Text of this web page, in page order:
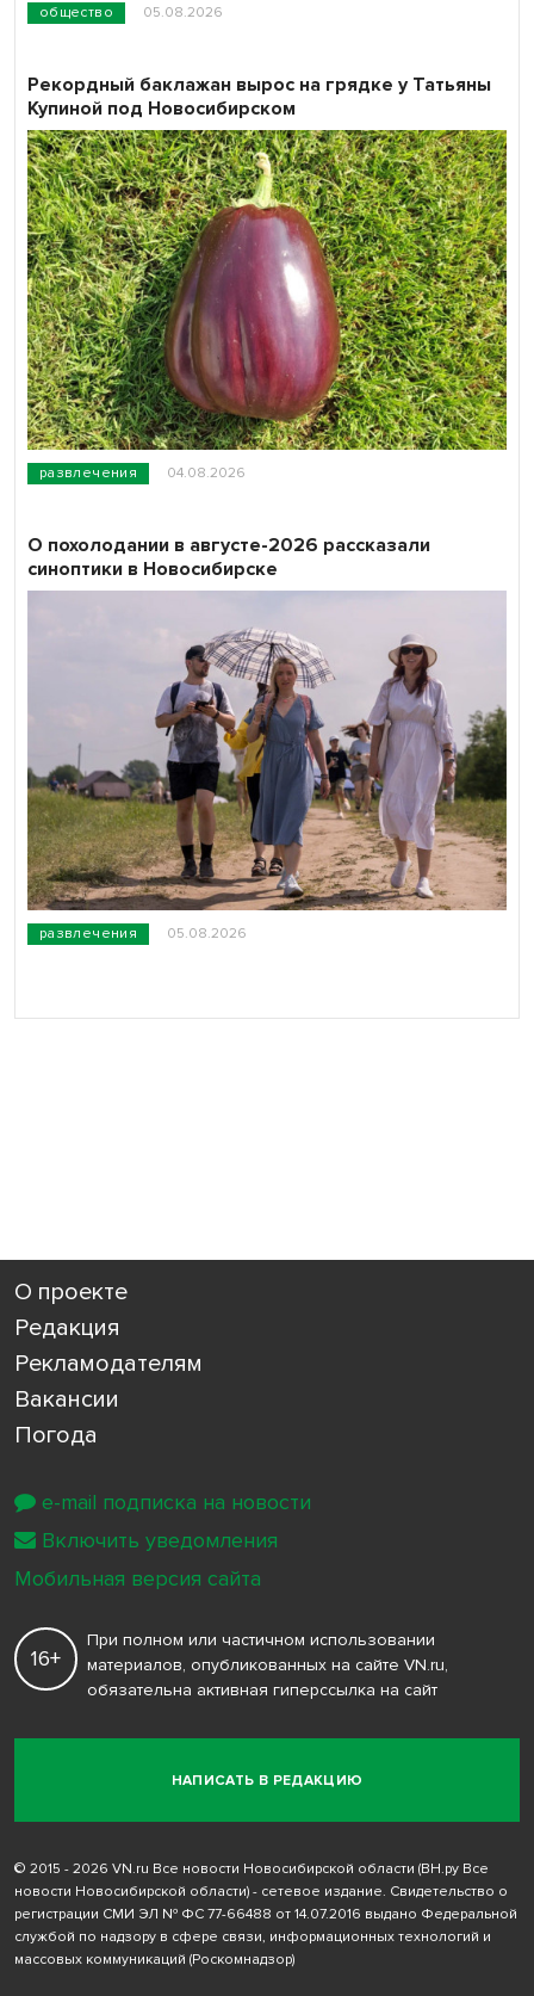
общество 05.08.2026
развлечения 04.08.2026
Рекордный баклажан вырос на грядке у Татьяны
Купиной под Новосибирском
развлечения 05.08.2026
О похолодании в августе-2026 рассказали
синоптики в Новосибирске
О проекте
Редакция
Рекламодателям
Вакансии
Погода
НАПИСАТЬ В РЕДАКЦИЮ
16+
При полном или частичном использовании
материалов, опубликованных на сайте VN.ru,
обязательна активная гиперссылка на сайт
© 2015 - 2026 VN.ru Все новости Новосибирской области (ВН.ру Все
новости Новосибирской области) - сетевое издание. Свидетельство о
регистрации СМИ ЭЛ № ФС 77-66488 от 14.07.2016 выдано Федеральной
службой по надзору в сфере связи, информационных технологий и
массовых коммуникаций (Роскомнадзор)
e-mail подписка на новости
Включить уведомления
Мобильная версия сайта